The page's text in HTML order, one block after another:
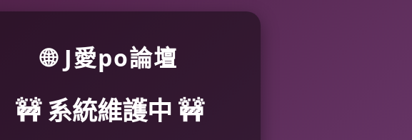
🌐 J愛po論壇
🚧 系統維護中 🚧